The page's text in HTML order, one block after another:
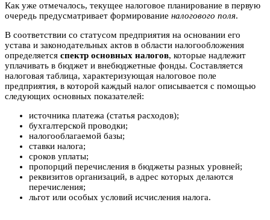
Как уже отмечалось, текущее налоговое планирование в первую
очередь предусматривает формирование налогового поля.
В соответствии со статусом предприятия на основании его
устава и законодательных актов в области налогообложения
определяется спектр основных налогов, которые надлежит
уплачивать в бюджет и внебюджетные фонды. Составляется
налоговая таблица, характеризующая налоговое поле
предприятия, в которой каждый налог описывается с помощью
следующих основных показателей:
источника платежа (статья расходов);
бухгалтерской проводки;
налогооблагаемой базы;
ставки налога;
сроков уплаты;
пропорций перечисления в бюджеты разных уровней;
реквизитов организаций, в адрес которых делаются
перечисления;
льгот или особых условий исчисления налога.